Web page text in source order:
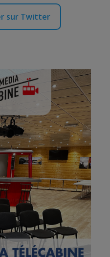
sur Twitter